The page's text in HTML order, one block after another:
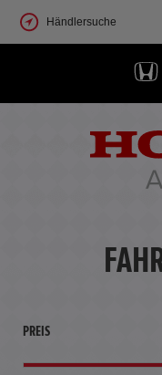
Händlersuche
PREIS